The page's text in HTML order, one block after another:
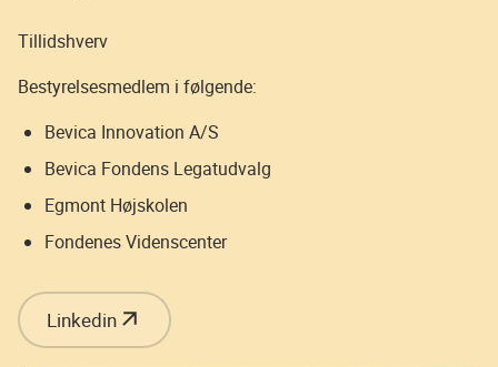
Tillidshverv
Bestyrelsesmedlem i følgende:
Bevica Innovation A/S
Bevica Fondens Legatudvalg
Egmont Højskolen
Fondenes Videnscenter
Linkedin